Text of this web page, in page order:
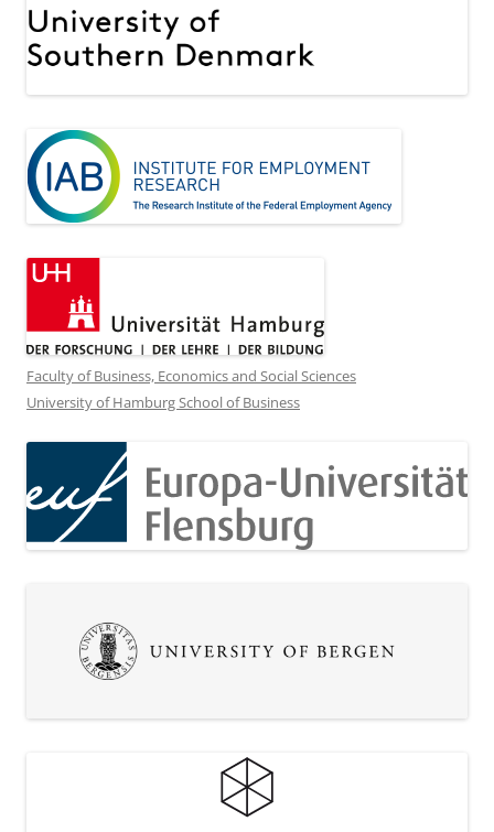
Faculty of Business, Economics and Social Sciences
University of Hamburg School of Business